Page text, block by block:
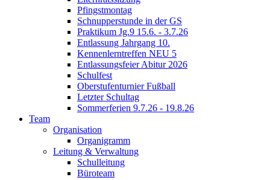
Pfingstmontag
Schnupperstunde in der GS
Praktikum Jg.9 15.6. - 3.7.26
Entlassung Jahrgang 10.
Kennenlerntreffen NEU 5
Entlassungsfeier Abitur 2026
Schulfest
Oberstufenturnier Fußball
Letzter Schultag
Sommerferien 9.7.26 - 19.8.26
Team
Organisation
Organigramm
Leitung & Verwaltung
Schulleitung
Büroteam